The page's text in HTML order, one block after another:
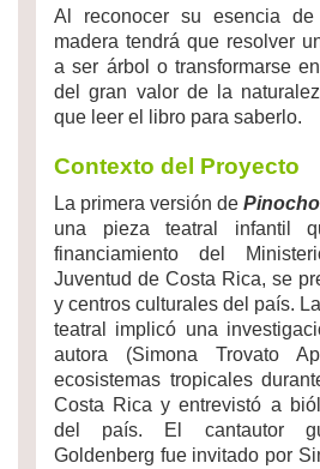
Al reconocer su esencia
madera tendrá que resolver
a ser árbol o transformarse
del gran valor de la
que leer el libro para saberlo.
Contexto del Proyecto
La primera versión de
una pieza teatral infantil
financiamiento del
Juventud de Costa Rica, se
y centros culturales del país.
teatral implicó una
autora (Simona Trovato
ecosistemas tropicales
Costa Rica y entrevistó a
del país. El cantautor
Goldenberg fue invitado por